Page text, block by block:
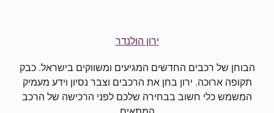
ירון הולנדר
הבוחן של רכבים החדשים המגיעים ומשווקים בישראל. כבק
תקופה ארוכה. ירון בחן את הרכבים וצבר נסיון וידע מעמיק
המשמש כלי חשוב בבחירה שלכם לפני הרכישה של הרכב